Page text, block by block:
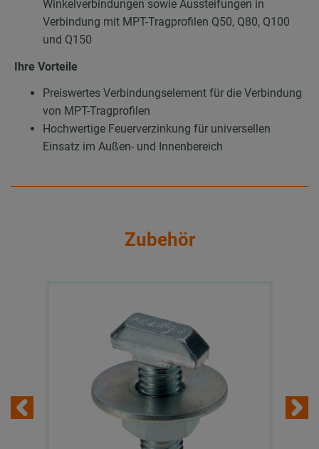
Winkelverbindungen sowie Aussteifungen in
Verbindung mit MPT-Tragprofilen Q50, Q80, Q100
und Q150
Ihre Vorteile
Preiswertes Verbindungselement für die Verbindung
von MPT-Tragprofilen
Hochwertige Feuerverzinkung für universellen
Einsatz im Außen- und Innenbereich
Zubehör